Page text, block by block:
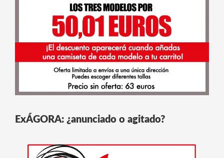
ExÁGORA: ¿anunciado o agitado?